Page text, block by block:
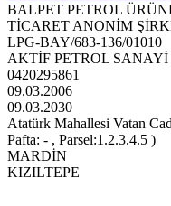
BALPET PETROL
TİCARET ANONİM
LPG-BAY/683-136/01010
AKTİF PETROL
0420295861
09.03.2006
09.03.2030
Atatürk Mahallesi Vatan
Pafta: - , Parsel:1.2.3.4.5 )
MARDİN
KIZILTEPE